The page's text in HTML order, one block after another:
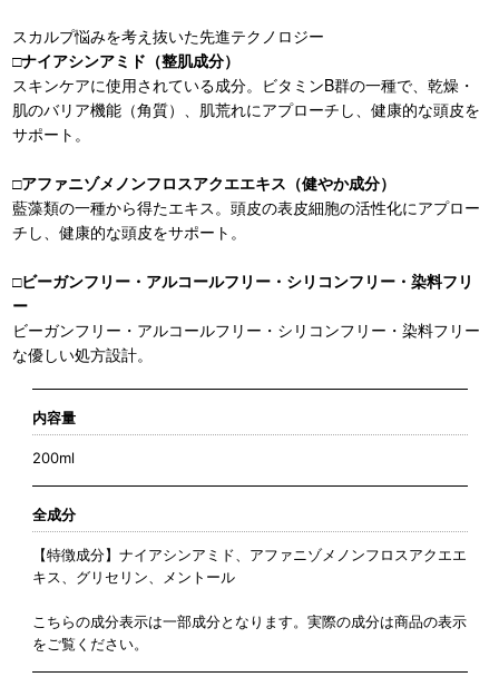
スカルプ悩みを考え抜いた先進テクノロジー
□ナイアシンアミド（整肌成分）
スキンケアに使用されている成分。ビタミンB群の一種で、乾燥・
肌のバリア機能（角質）、肌荒れにアプローチし、健康的な頭皮を
サポート。
□アファニゾメノンフロスアクエエキス（健やか成分）
藍藻類の一種から得たエキス。頭皮の表皮細胞の活性化にアプロー
チし、健康的な頭皮をサポート。
□ビーガンフリー・アルコールフリー・シリコンフリー・染料フリ
ー
ビーガンフリー・アルコールフリー・シリコンフリー・染料フリー
な優しい処方設計。
内容量
200ml
全成分
【特徴成分】ナイアシンアミド、アファニゾメノンフロスアクエエ
キス、グリセリン、メントール
こちらの成分表示は一部成分となります。実際の成分は商品の表示
をご覧ください。